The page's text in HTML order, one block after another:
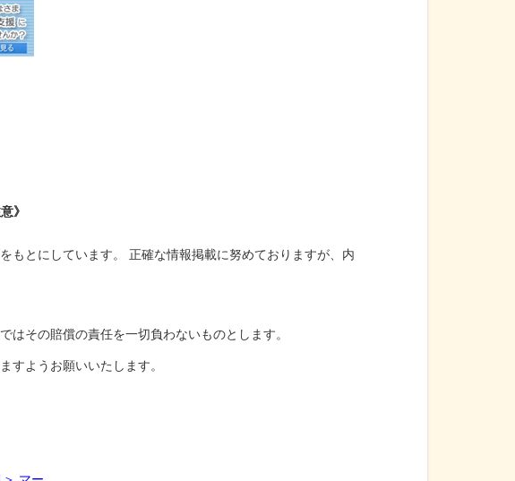
》
もとにしています。 正確な情報掲載に努めておりますが、内
ではその賠償の責任を一切負わないものとします。
すようお願いいたします。